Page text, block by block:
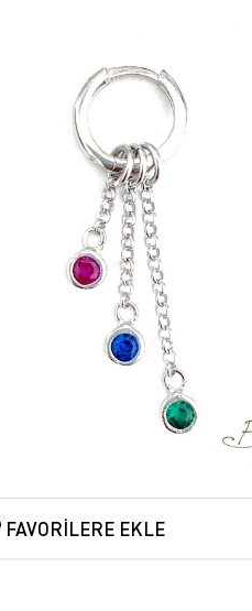
FAVORILERE EKLE